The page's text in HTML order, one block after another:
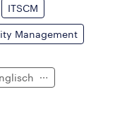
ITSCM
Management